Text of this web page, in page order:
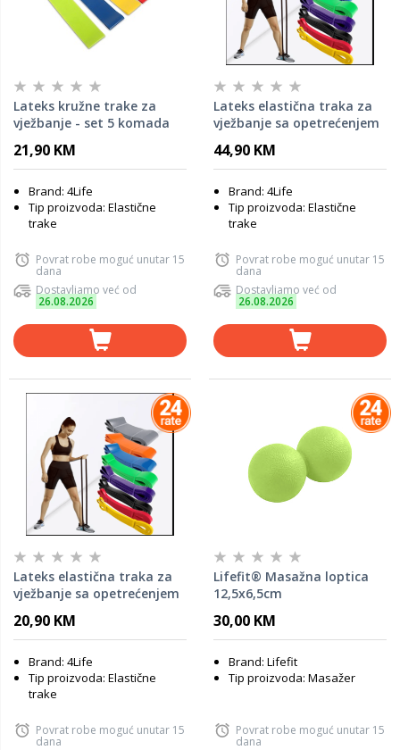
Lateks kružne trake za
vježbanje - set 5 komada
21,90 KM
Brand: 4Life
Tip proizvoda: Elastične
trake
Povrat robe moguć unutar 15
dana
Dostavljamo već od
26.08.2026
Lateks elastična traka za
vježbanje sa opetrećenjem
44,90 KM
Brand: 4Life
Tip proizvoda: Elastične
trake
Povrat robe moguć unutar 15
dana
Dostavljamo već od
26.08.2026
Lateks elastična traka za
vježbanje sa opetrećenjem
20,90 KM
Brand: 4Life
Tip proizvoda: Elastične
trake
Povrat robe moguć unutar 15
dana
Lifefit® Masažna loptica
12,5x6,5cm
30,00 KM
Brand: Lifefit
Tip proizvoda: Masažer
Povrat robe moguć unutar 15
dana